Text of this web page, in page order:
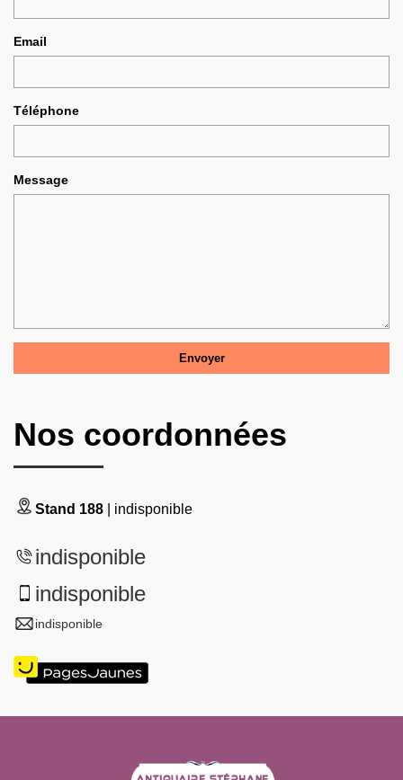
Email
Téléphone
Message
Nos coordonnées
Stand 188 | indisponible
indisponible
indisponible
indisponible